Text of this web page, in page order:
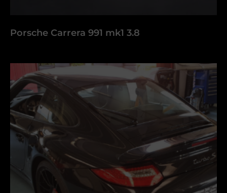
Porsche Carrera 991 mk1 3.8